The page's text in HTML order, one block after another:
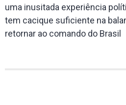
uma inusitada experiência
tem cacique suficiente na
retornar ao comando do Brasil